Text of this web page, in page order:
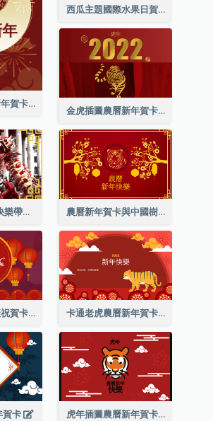
煙花主題農曆新年賀卡
西瓜主題國際水果日賀卡
金虎插圖農曆新年賀卡
2022 農曆新年快樂帶照片賀卡 農曆新年賀卡與中國樹插圖
中國傳統新年慶祝賀卡 卡通老虎農曆新年賀卡
賀卡 虎年插圖農曆新年賀卡